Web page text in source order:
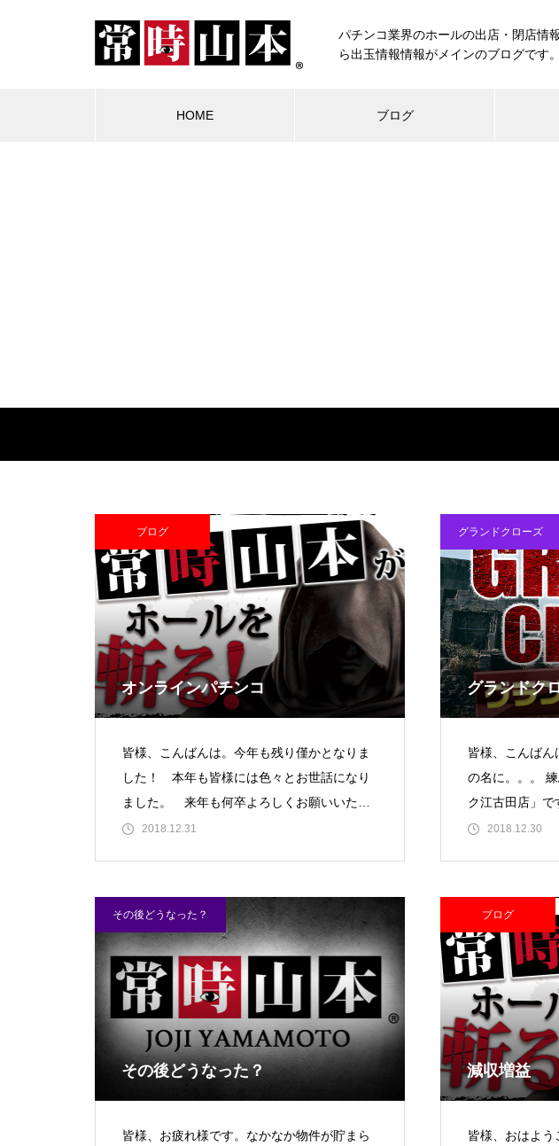
パチンコ業界のホールの出店・閉店情
ら出玉情報情報がメインのブログです
HOME ブログ
中古価格
Pサラリーマン金太郎
検定通過状況
ビックディッパー様
ブログ
オンラインパチンコ
皆様、こんばんは。今年も残り僅かとなりま
した！ 本年も皆様には色々とお世話になり
ました。 来年も何卒よろしくお願いいたし
ます m( _ _ ) m■パチンコ実機をオンラ
2018.12.31
グランドクローズ
グランドク
皆様、こんば
の名に。。。
ク江古田店」
無しリニ
2018.12.30
その後どうなった？
その後どうなった？
皆様、お疲れ様です。なかなか物件が貯まら
ブログ
減収増益
皆様、おはよう